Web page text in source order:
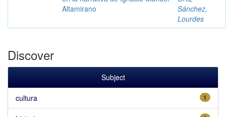
Altamirano
Sánchez,
Lourdes
Discover
Subject
1
cultura